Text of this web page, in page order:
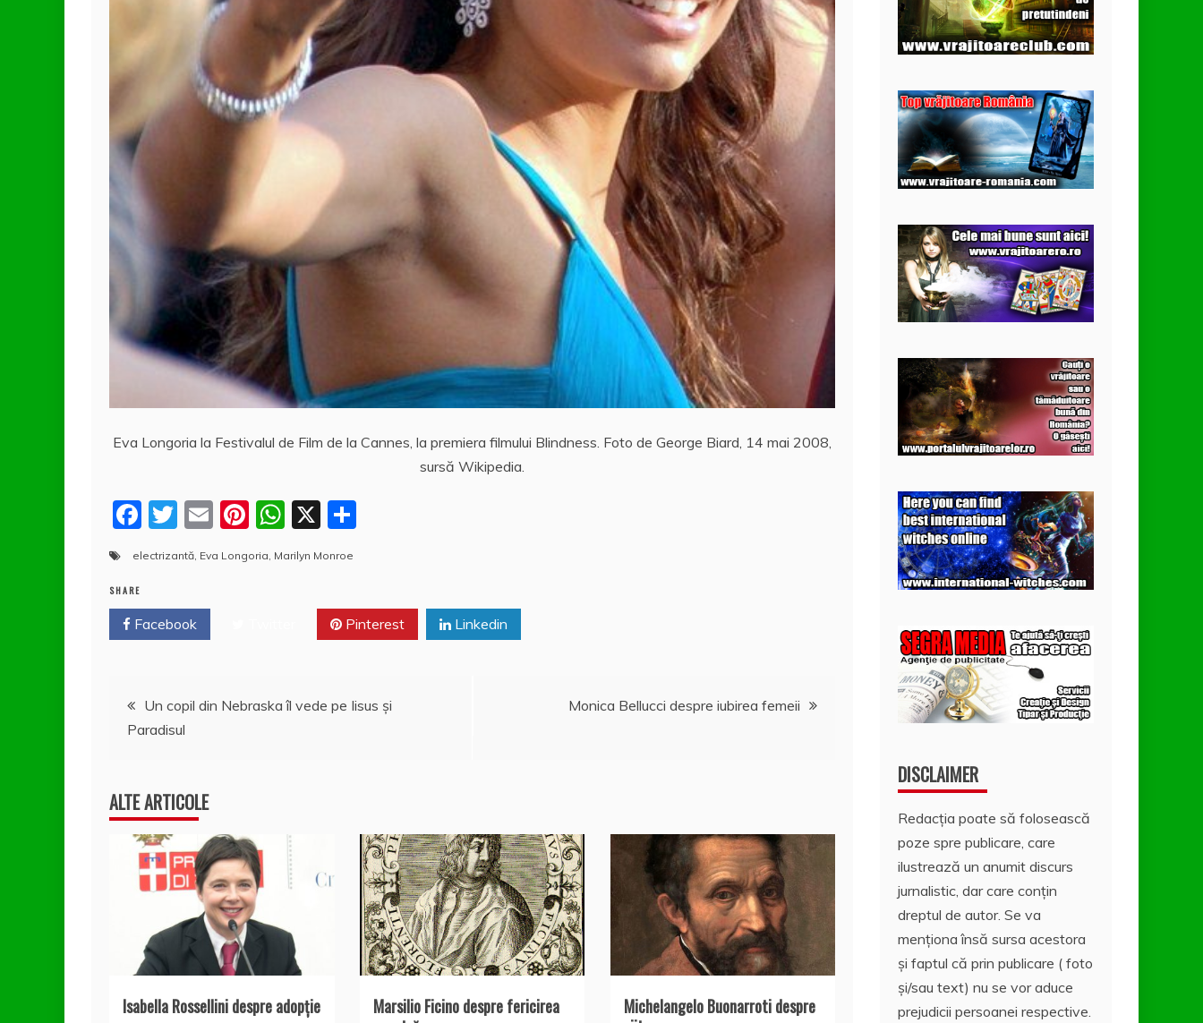
Eva Longoria la Festivalul de Film de la Cannes, la premiera filmului Blindness. Foto de George Biard, 14 mai 2008,
sursă Wikipedia.
F
a
e
b
k
T
w
itt
er
E
m
Pi
nt
er
W
h
at
X
aj
e
ă
electrizantă, Eva Longoria, Marilyn Monroe
SHARE
Facebook Pinterest Linkedin
Navigare
articole
Un copil din Nebraska îl vede pe Iisus şi
Paradisul
Monica Bellucci despre iubirea femeii
ALTE ARTICOLE
Isabella Rossellini despre adopție
Marsilio Ficino despre fericirea
Michelangelo Buonarroti despre
DISCLAIMER
Redacția poate să folosească
poze spre publicare, care
ilustrează un anumit discurs
jurnalistic, dar care conțin
dreptul de autor. Se va
menționa însă sursa acestora
și faptul că prin publicare ( foto
și/sau text) nu se vor aduce
prejudicii persoanei respective.